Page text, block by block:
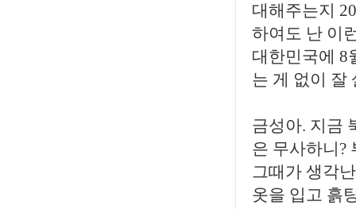
대해주는지
하여도 난 이
대한민국에 8
는 게 없이 잘
금성아. 지금
은 무사하니?
그때가 생각
옷을 입고 흙